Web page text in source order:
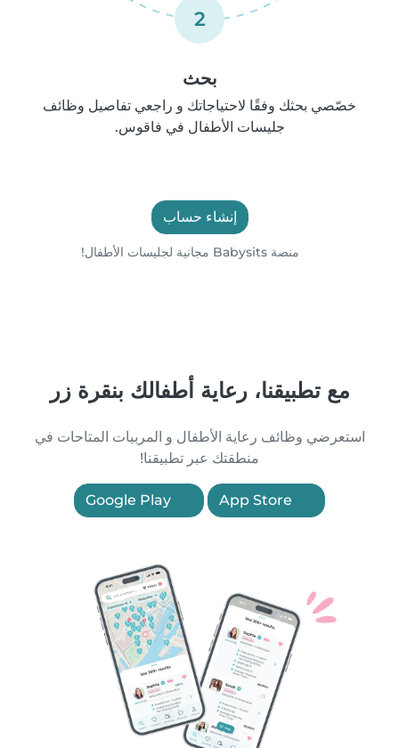
2
بحث
خصّصي بحثك وفقًا لاحتياجاتك و راجعي تفاصيل وظائف
جليسات الأطفال في فاقوس.
إنشاء حساب
منصة Babysits مجانية لجليسات الأطفال!
مع تطبيقنا، رعاية أطفالك بنقرة زر
استعرضي وظائف رعاية الأطفال و المربيات المتاحات في
منطقتك عبر تطبيقنا!